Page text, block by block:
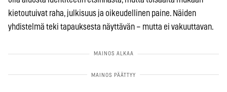
kietoutuivat raha, julkisuus ja oikeudellinen paine. Näiden
yhdistelmä teki tapauksesta näyttävän – mutta ei vakuuttavan.